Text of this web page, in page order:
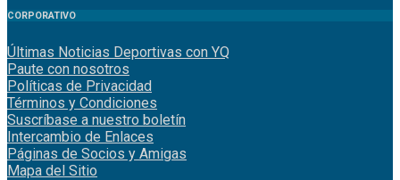
CORPORATIVO
Últimas Noticias Deportivas con YQ
Paute con nosotros
Políticas de Privacidad
Términos y Condiciones
Suscríbase a nuestro boletín
Intercambio de Enlaces
Páginas de Socios y Amigas
Mapa del Sitio